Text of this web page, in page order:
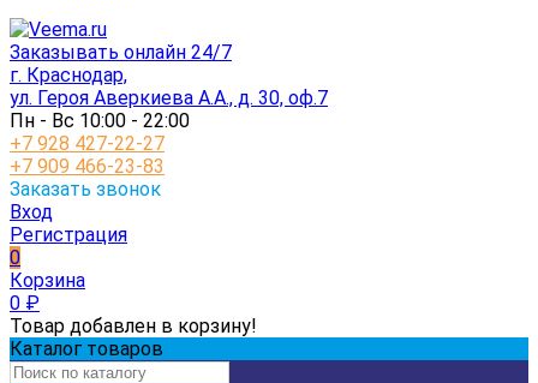
Заказывать онлайн 24/7
г. Краснодар,
ул. Героя Аверкиева А.А., д. 30, оф.7
Пн - Вс 10:00 - 22:00
+7 928 427-22-27
+7 909 466-23-83
Заказать звонок
Вход
Регистрация
0
Корзина
0 ₽
Товар добавлен в корзину!
Каталог товаров